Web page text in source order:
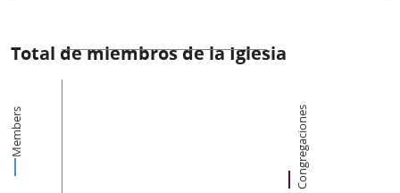
Total de miembros de la Iglesia
Members Congregaciones